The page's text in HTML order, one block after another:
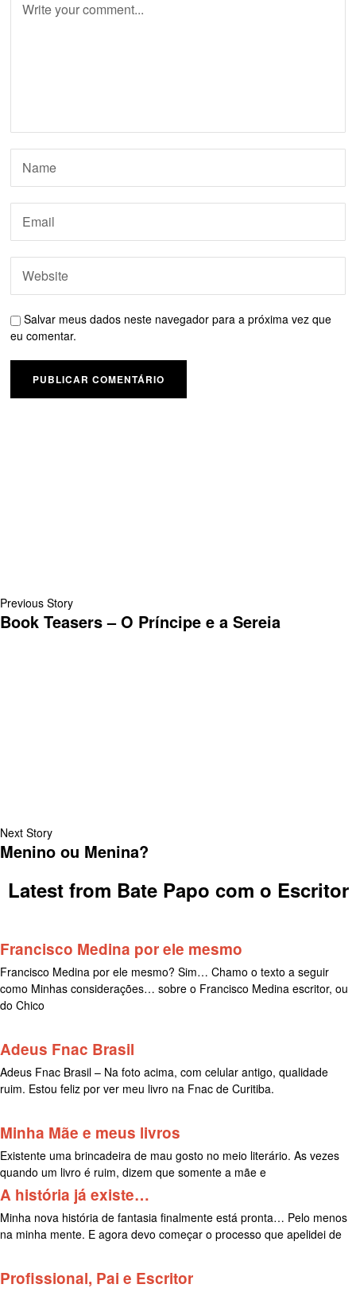
Salvar meus dados neste navegador para a próxima vez que
eu comentar.
Previous Story
Book Teasers – O Príncipe e a Sereia
Next Story
Menino ou Menina?
Latest from Bate Papo com o Escritor
Francisco Medina por ele mesmo
Francisco Medina por ele mesmo? Sim… Chamo o texto a seguir
como Minhas considerações… sobre o Francisco Medina escritor, ou
do Chico
Adeus Fnac Brasil
Adeus Fnac Brasil – Na foto acima, com celular antigo, qualidade
ruim. Estou feliz por ver meu livro na Fnac de Curitiba.
Minha Mãe e meus livros
Existente uma brincadeira de mau gosto no meio literário. As vezes
quando um livro é ruim, dizem que somente a mãe e
A história já existe…
Minha nova história de fantasia finalmente está pronta… Pelo menos
na minha mente. E agora devo começar o processo que apelidei de
Profissional, Pai e Escritor